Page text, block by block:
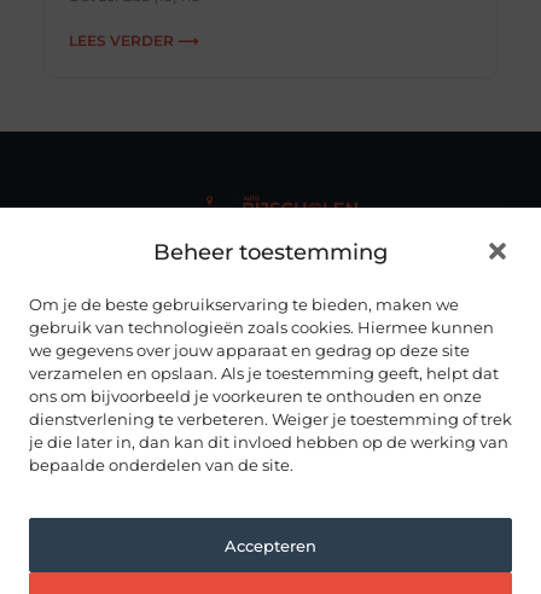
Beheer toestemming
Om je de beste gebruikservaring te bieden, maken we
gebruik van technologieën zoals cookies. Hiermee kunnen
we gegevens over jouw apparaat en gedrag op deze site
verzamelen en opslaan. Als je toestemming geeft, helpt dat
ons om bijvoorbeeld je voorkeuren te onthouden en onze
dienstverlening te verbeteren. Weiger je toestemming of trek
je die later in, dan kan dit invloed hebben op de werking van
bepaalde onderdelen van de site.
Accepteren
LEES VERDER ⟶
Autorijscholenhub.nl biedt duidelijke en up-to-date
plek.
ONZE INFORMATIE
ALLES OVER AUTORIJDEN
RIJSCHOLEN IN NEDERLAND
Drenthe
Friesland
Noord Brabant
Utrecht